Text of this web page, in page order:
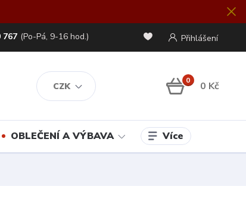
CZK
Přihlášení
767 (Po-Pá, 9-16 hod.)
0 0 Kč
OBLEČENÍ A VÝBAVA Více